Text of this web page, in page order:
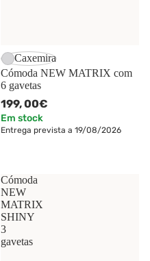
Caxemira
Cómoda NEW MATRIX com
6 gavetas
199,00€
Em stock
Entrega prevista a 19/08/2026
Cómoda
NEW
MATRIX
SHINY
3
gavetas